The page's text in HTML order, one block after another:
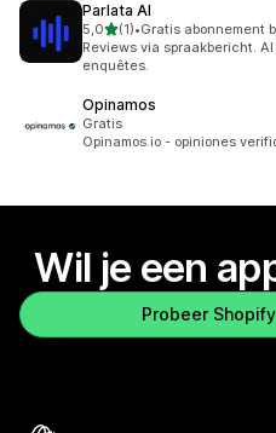
Parlata AI
5,0van 5 sterren
(1)
1 recensies in totaal
•Gratis abonnement
Reviews via spraakbericht.
enquêtes.
Opinamos
Gratis
Opinamos.io - opiniones
Wil je een
Probeer